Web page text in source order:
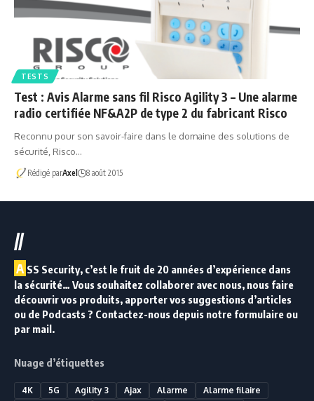
TESTS
Test : Avis Alarme sans fil Risco Agility 3 – Une alarme
radio certifiée NF&A2P de type 2 du fabricant Risco
Reconnu pour son savoir-faire dans le domaine des solutions de
sécurité, Risco…
Rédigé parAxel 8 août 2015
//
A SS Security, c’est le fruit de 20 années d’expérience dans
la sécurité… Vous souhaitez collaborer avec nous, nous faire
découvrir vos produits, apporter vos suggestions d’articles
ou de Podcasts ? Contactez-nous depuis notre formulaire ou
par mail.
Nuage d’étiquettes
4K 5G Agility 3 Ajax Alarme
Alarme filaire